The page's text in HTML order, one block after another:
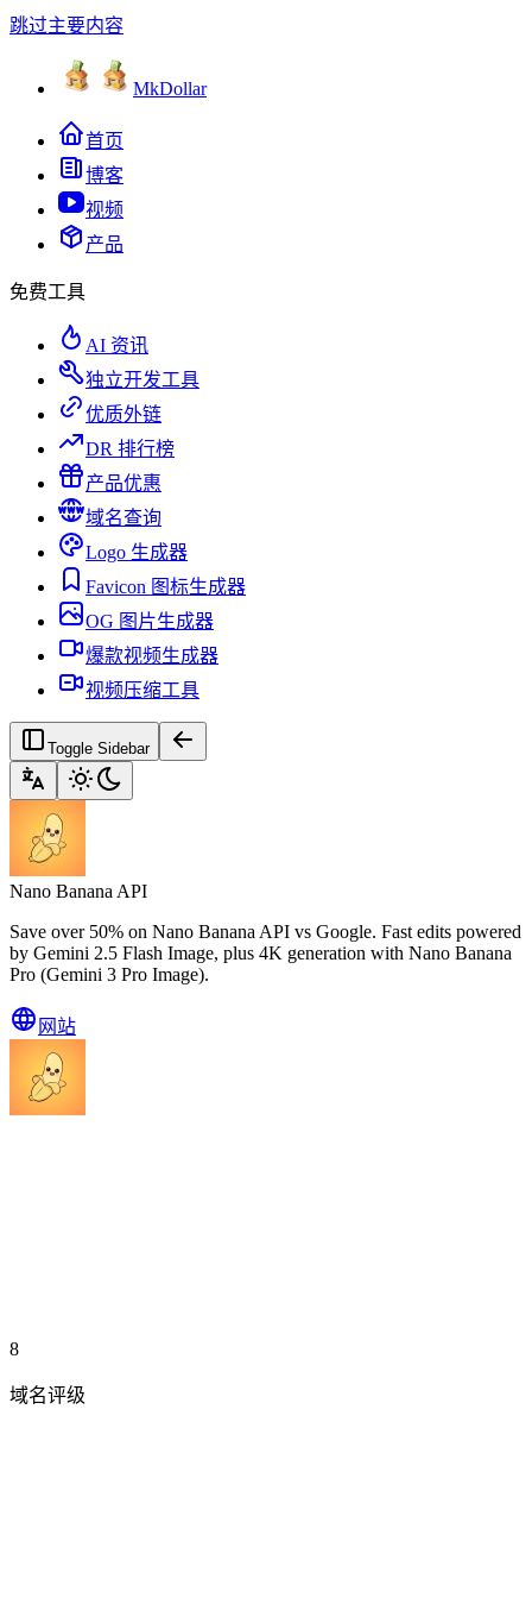
跳过主要内容
MkDollar
首页
博客
视频
产品
免费工具
AI 资讯
独立开发工具
优质外链
DR 排行榜
产品优惠
域名查询
Logo 生成器
Favicon 图标生成器
OG 图片生成器
爆款视频生成器
视频压缩工具
Toggle Sidebar
Nano Banana API
Save over 50% on Nano Banana API vs Google. Fast edits powered
by Gemini 2.5 Flash Image, plus 4K generation with Nano Banana
Pro (Gemini 3 Pro Image).
网站
8
域名评级